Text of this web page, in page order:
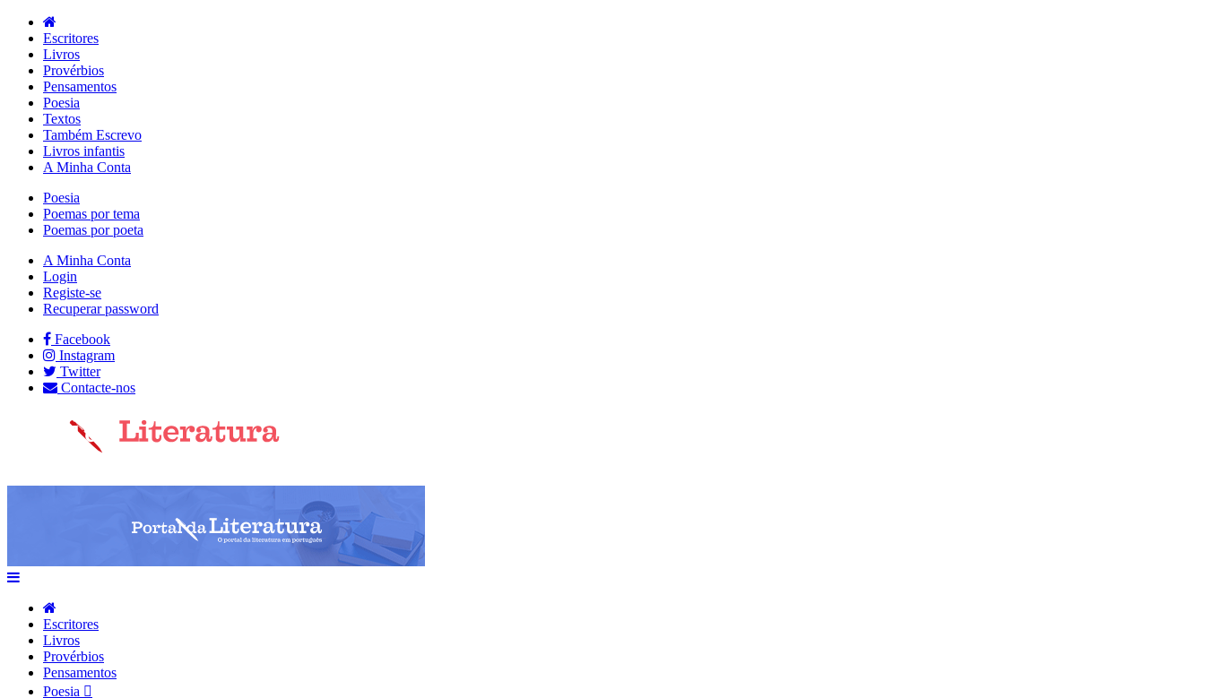
Escritores
Livros
Provérbios
Pensamentos
Poesia
Textos
Também Escrevo
Livros infantis
A Minha Conta
Poesia
Poemas por tema
Poemas por poeta
A Minha Conta
Login
Registe-se
Recuperar password
Facebook
Instagram
Twitter
Contacte-nos
Escritores
Livros
Provérbios
Pensamentos
Poesia